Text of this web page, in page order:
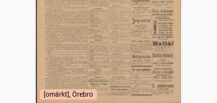
[omärkt], Örebro